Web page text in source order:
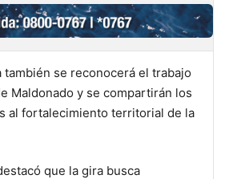
también se reconocerá el trabajo
Maldonado y se compartirán los
al fortalecimiento territorial de la
que la gira busca